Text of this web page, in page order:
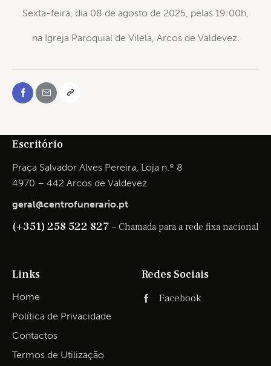
Sexta-feira, dia 08 de agosto de 2025, pelas 19:00h,
na Igreja Paroquial de Vilela, Arcos de Valdevez.
Escritório
Praça Salvador Alves Pereira, Loja n.º 8
4970 – 442 Arcos de Valdevez
geral@centrofunerario.pt
(+351) 258 522 827 – Chamada para a rede fixa nacional
Links
Home
Política de Privacidade
Contactos
Termos de Utilização
Redes Sociais
Facebook